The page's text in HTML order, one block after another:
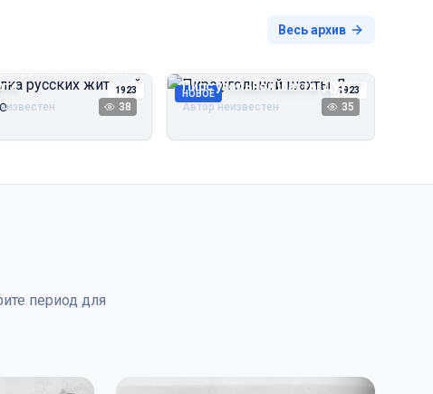
Весь архив
1923
русских жителей
38
НОВОЕ 1923
Пирс угольной шахты Дуэ
Автор неизвестен 35
период для